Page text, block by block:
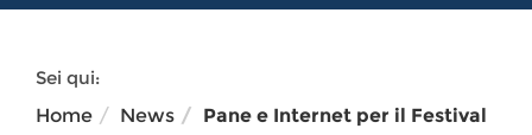
Sei qui:
Home
News
Pane e Internet per il Festival